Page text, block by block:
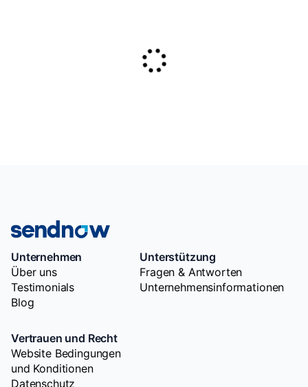
Unternehmen
Über uns
Testimonials
Blog
Unterstützung
Fragen & Antworten
Unternehmensinformationen
Vertrauen und Recht
Website Bedingungen
und Konditionen
Datenschutz